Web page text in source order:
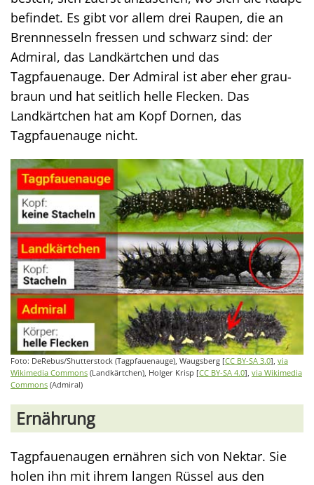
befindet. Es gibt vor allem drei Raupen, die an
Brennnesseln fressen und schwarz sind: der
Admiral, das Landkärtchen und das
Tagpfauenauge. Der Admiral ist aber eher grau-
braun und hat seitlich helle Flecken. Das
Landkärtchen hat am Kopf Dornen, das
Tagpfauenauge nicht.
Foto: DeRebus/Shutterstock (Tagpfauenauge), Waugsberg [CC BY-SA 3.0], via
Wikimedia Commons (Landkärtchen), Holger Krisp [CC BY-SA 4.0], via Wikimedia
Commons (Admiral)
Ernährung
Tagpfauenaugen ernähren sich von Nektar. Sie
holen ihn mit ihrem langen Rüssel aus den